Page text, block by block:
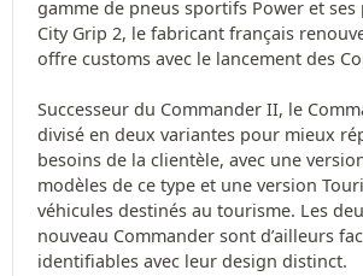
gamme de pneus sportifs Power et
City Grip 2, le fabricant français
offre customs avec le lancement des
Successeur du Commander II, le
divisé en deux variantes pour mieux
besoins de la clientèle, avec une
modèles de ce type et une version
véhicules destinés au tourisme. Les
nouveau Commander sont d’ailleurs
identifiables avec leur design distinct.